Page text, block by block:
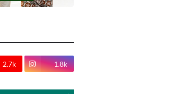
2.7k 1.8k